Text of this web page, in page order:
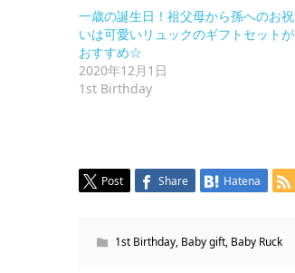
ク
リ
ッ
ク
し
て
く
だ
ィ
ン
き
一歳の誕生日！祖父母から孫へのお祝
いは可愛いリュックのギフトセットが
おすすめ☆
2020年12月1日
1st Birthday
Post Share Hatena
1st Birthday, Baby gift, Baby Ruck